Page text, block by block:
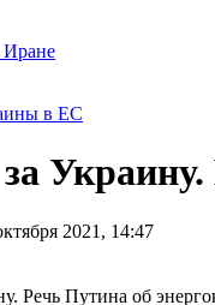
в ЕС
2021, 14:47